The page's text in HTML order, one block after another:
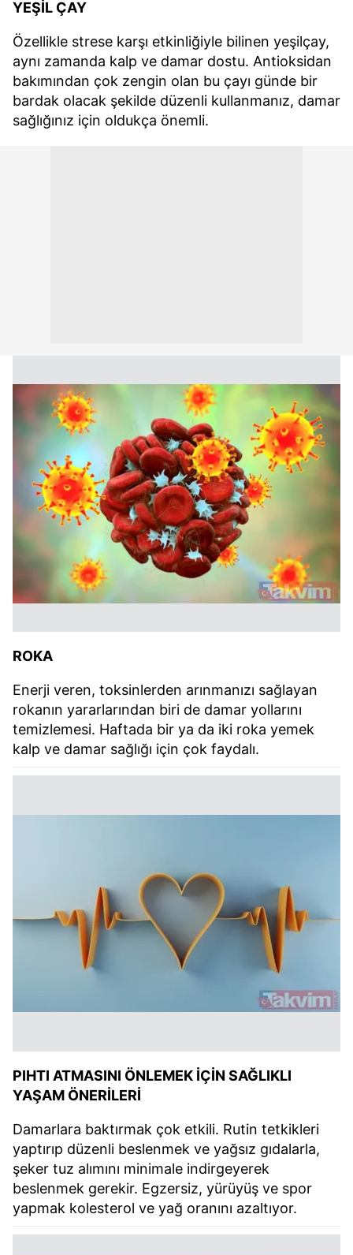
YEŞİL ÇAY
Özellikle strese karşı etkinliğiyle bilinen yeşilçay,
aynı zamanda kalp ve damar dostu. Antioksidan
bakımından çok zengin olan bu çayı günde bir
bardak olacak şekilde düzenli kullanmanız, damar
sağlığınız için oldukça önemli.
ROKA
Enerji veren, toksinlerden arınmanızı sağlayan
rokanın yararlarından biri de damar yollarını
temizlemesi. Haftada bir ya da iki roka yemek
kalp ve damar sağlığı için çok faydalı.
PIHTI ATMASINI ÖNLEMEK İÇİN SAĞLIKLI
YAŞAM ÖNERİLERİ
Damarlara baktırmak çok etkili. Rutin tetkikleri
yaptırıp düzenli beslenmek ve yağsız gıdalarla,
şeker tuz alımını minimale indirgeyerek
beslenmek gerekir. Egzersiz, yürüyüş ve spor
yapmak kolesterol ve yağ oranını azaltıyor.